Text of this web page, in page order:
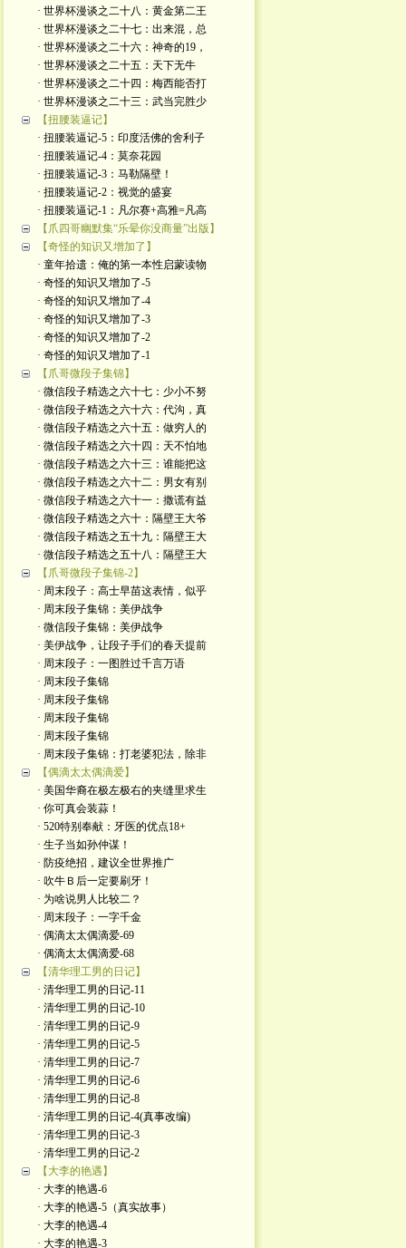
· 世界杯漫谈之二十八：黄金第二王
· 世界杯漫谈之二十七：出来混，总
· 世界杯漫谈之二十六：神奇的19，
· 世界杯漫谈之二十五：天下无牛
· 世界杯漫谈之二十四：梅西能否打
· 世界杯漫谈之二十三：武当完胜少
【扭腰装逼记】
· 扭腰装逼记-5：印度活佛的舍利子
· 扭腰装逼记-4：莫奈花园
· 扭腰装逼记-3：马勒隔壁！
· 扭腰装逼记-2：视觉的盛宴
· 扭腰装逼记-1：凡尔赛+高雅=凡高
【爪四哥幽默集“乐晕你没商量”出版】
【奇怪的知识又增加了】
· 童年拾遗：俺的第一本性启蒙读物
· 奇怪的知识又增加了-5
· 奇怪的知识又增加了-4
· 奇怪的知识又增加了-3
· 奇怪的知识又增加了-2
· 奇怪的知识又增加了-1
【爪哥微段子集锦】
· 微信段子精选之六十七：少小不努
· 微信段子精选之六十六：代沟，真
· 微信段子精选之六十五：做穷人的
· 微信段子精选之六十四：天不怕地
· 微信段子精选之六十三：谁能把这
· 微信段子精选之六十二：男女有别
· 微信段子精选之六十一：撒谎有益
· 微信段子精选之六十：隔壁王大爷
· 微信段子精选之五十九：隔壁王大
· 微信段子精选之五十八：隔壁王大
【爪哥微段子集锦-2】
· 周末段子：高士早苗这表情，似乎
· 周末段子集锦：美伊战争
· 微信段子集锦：美伊战争
· 美伊战争，让段子手们的春天提前
· 周末段子：一图胜过千言万语
· 周末段子集锦
· 周末段子集锦
· 周末段子集锦
· 周末段子集锦
· 周末段子集锦：打老婆犯法，除非
【偶滴太太偶滴爱】
· 美国华裔在极左极右的夹缝里求生
· 你可真会装蒜！
· 520特别奉献：牙医的优点18+
· 生子当如孙仲谋！
· 防疫绝招，建议全世界推广
· 吹牛Ｂ后一定要刷牙！
· 为啥说男人比较二？
· 周末段子：一字千金
· 偶滴太太偶滴爱-69
· 偶滴太太偶滴爱-68
【清华理工男的日记】
· 清华理工男的日记-11
· 清华理工男的日记-10
· 清华理工男的日记-9
· 清华理工男的日记-5
· 清华理工男的日记-7
· 清华理工男的日记-6
· 清华理工男的日记-8
· 清华理工男的日记-4(真事改编)
· 清华理工男的日记-3
· 清华理工男的日记-2
【大李的艳遇】
· 大李的艳遇-6
· 大李的艳遇-5（真实故事）
· 大李的艳遇-4
· 大李的艳遇-3